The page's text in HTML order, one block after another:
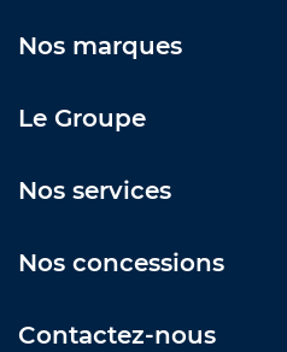
Nos marques
Le Groupe
Nos services
Nos concessions
Contactez-nous